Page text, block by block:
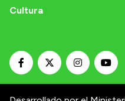
Cultura